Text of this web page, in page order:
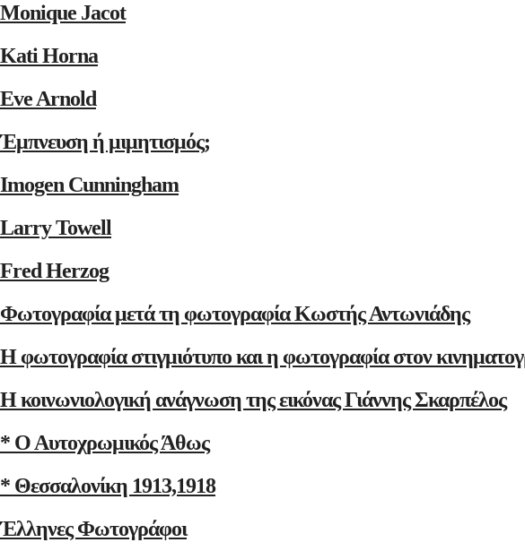
Monique Jacot
Kati Horna
Eve Arnold
Έμπνευση ή μιμητισμός;
Imogen Cunningham
Larry Towell
Fred Herzog
Φωτογραφία μετά τη φωτογραφία Κωστής Αντωνιάδης
Η φωτογραφία στιγμιότυπο και η φωτογραφία στον
Η κοινωνιολογική ανάγνωση της εικόνας Γιάννης Σκαρπέλος
* Ο Αυτοχρωμικός Άθως
* Θεσσαλονίκη 1913,1918
Έλληνες Φωτογράφοι